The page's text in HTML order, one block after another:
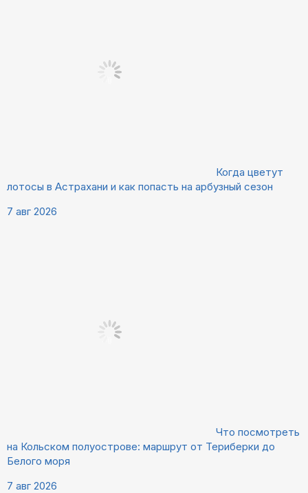
Когда цветут
лотосы в Астрахани и как попасть на арбузный сезон
7 авг 2026
Что посмотреть
на Кольском полуострове: маршрут от Териберки до
Белого моря
7 авг 2026